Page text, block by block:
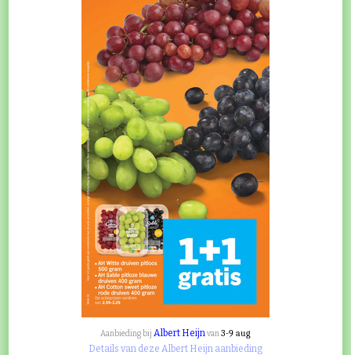
Aanbieding bij Albert Heijnvan3-9 aug
Details van deze Albert Heijn aanbieding